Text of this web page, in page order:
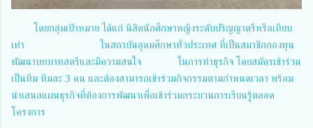
โดยกลุ่มเป้าหมาย ได้แก่ นิสิตนักศึกษาหญิงระดับปริญญาตรีหรือเทียบ
เท่า ในสถาบันอุดมศึกษาทั่วประเทศ ที่เป็นสมาชิกกองทุน
พัฒนาบทบาทสตรีและมีความสนใจ ในการทำธุรกิจ โดยสมัครเข้าร่วม
เป็นทีม ทีมละ 3 คน และต้องสามารถเข้าร่วมกิจกรรมตามกำหนดเวลา พร้อม
นำเสนอแผนธุรกิจที่ต้องการพัฒนาเพื่อเข้าร่วมกระบวนการเรียนรู้ตลอด
โครงการ